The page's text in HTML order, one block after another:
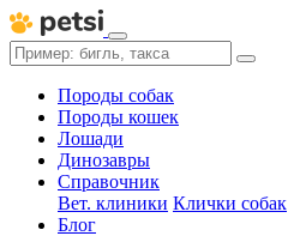
Породы собак
Породы кошек
Лошади
Динозавры
Справочник
Вет. клиники Клички собак
Блог